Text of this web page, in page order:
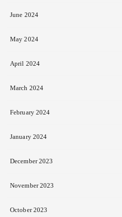
June 2024
May 2024
April 2024
March 2024
February 2024
January 2024
December 2023
November 2023
October 2023